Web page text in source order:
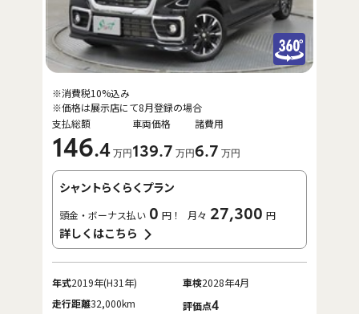
支払総額
146.4 万円
車両価格
139.7 万円
諸費用
6.7 万円
※消費税10%込み
※価格は展示店にて8月登録の場合
シャントらくらくプラン
頭金・ボーナス払い 0 円！ 月々 27,300 円
詳しくはこちら
年式2019年(H31年) 車検2028年4月
走行距離32,000km 評価点4